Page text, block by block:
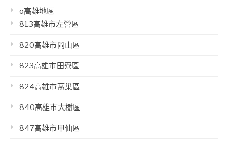
o高雄地區
813高雄市左營區
820高雄市岡山區
823高雄市田寮區
824高雄市燕巢區
840高雄市大樹區
847高雄市甲仙區